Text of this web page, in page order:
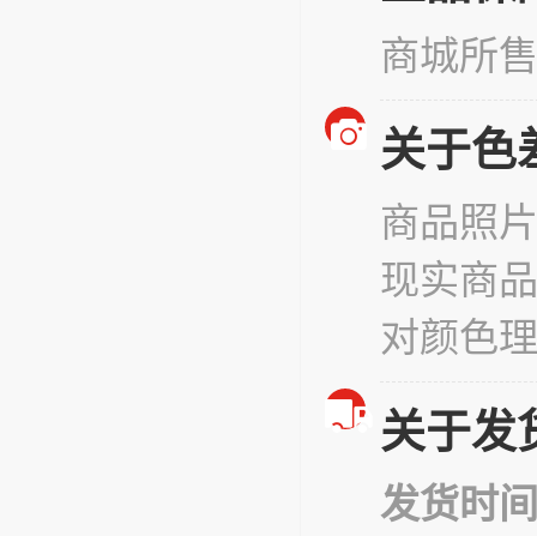
商城所
关于色
商品照
现实商
对颜色
关于发
发货时间